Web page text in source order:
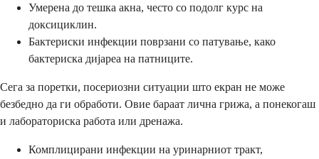
Умерена до тешка акна, често со подолг курс на
доксициклин.
Бактериски инфекции поврзани со патување, како
бактериска дијареа на патниците.
Сега за поретки, посериозни ситуации што екран не може
безбедно да ги обработи. Овие бараат лична грижа, а понекогаш
и лабораториска работа или дренажа.
Комплицирани инфекции на уринарниот тракт,